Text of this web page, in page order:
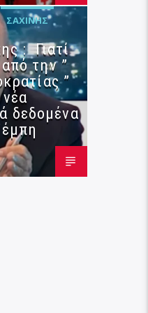
ΣΑΧΊΝΗΣ
: Γιατί
την ”
”
νέα
δεδομένα